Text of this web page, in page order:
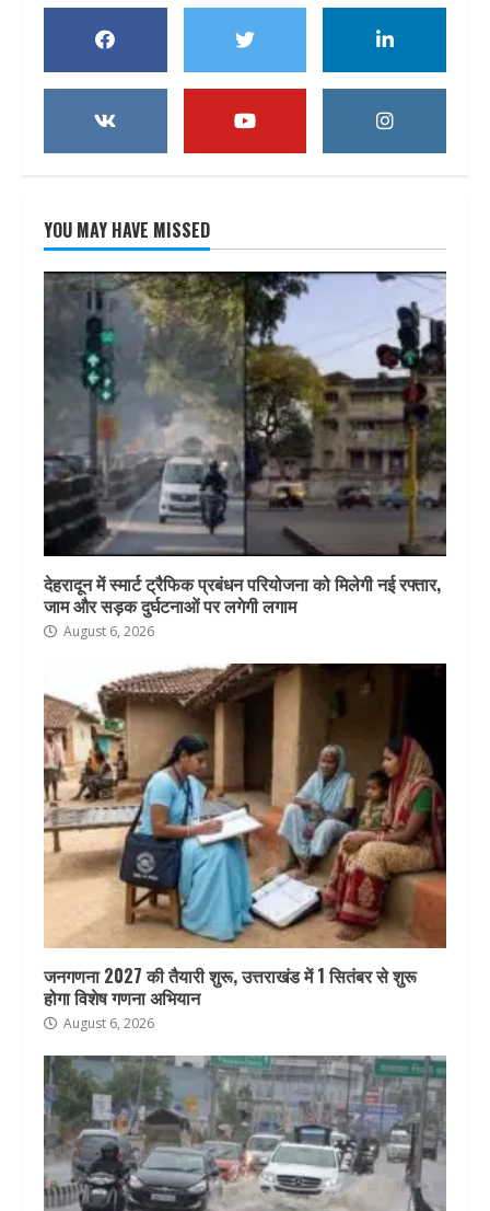
YOU MAY HAVE MISSED
देहरादून में स्मार्ट ट्रैफिक प्रबंधन परियोजना को मिलेगी नई रफ्तार,
जाम और सड़क दुर्घटनाओं पर लगेगी लगाम
August 6, 2026
जनगणना 2027 की तैयारी शुरू, उत्तराखंड में 1 सितंबर से शुरू
होगा विशेष गणना अभियान
August 6, 2026